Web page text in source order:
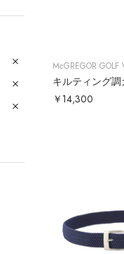
McGREGOR GOLF
キルティング
￥14,300